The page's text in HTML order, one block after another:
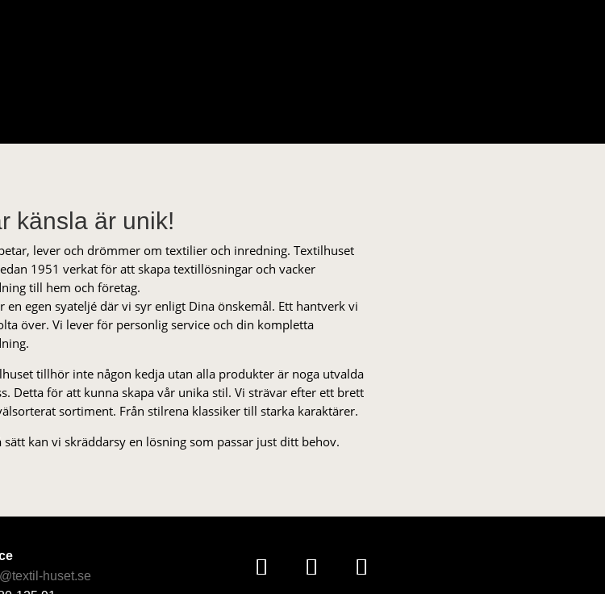
känsla är unik!
lever och drömmer om textilier och inredning. Textilhuset
1951 verkat för att skapa textillösningar och vacker
till hem och företag.
en egen syateljé där vi syr enligt Dina önskemål. Ett hantverk vi
över. Vi lever för personlig service och din kompletta
tillhör inte någon kedja utan alla produkter är noga utvalda
Detta för att kunna skapa vår unika stil. Vi strä­var efter ett brett
sor­ti­ment. Från stil­rena klas­siker till starka karaktärer.
sätt kan vi skräddarsy en lösning som passar just ditt behov.
huset.se